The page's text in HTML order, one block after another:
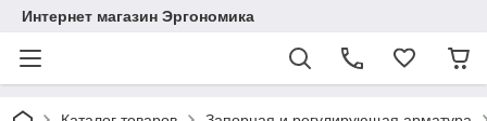
Интернет магазин Эргономика